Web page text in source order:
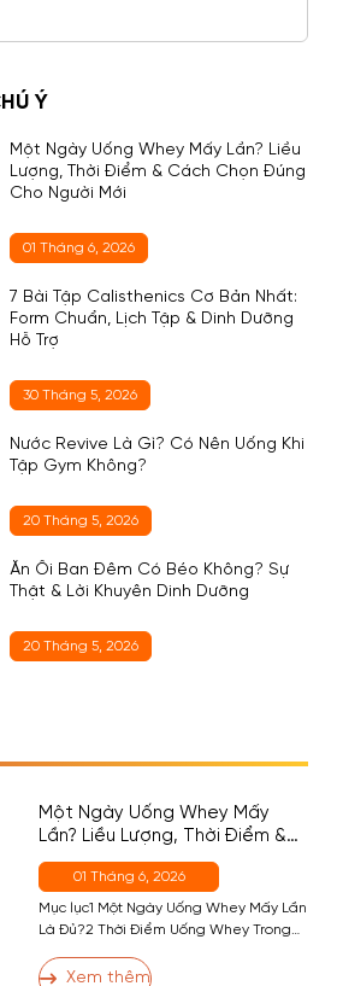
Ý
Một Ngày Uống Whey Mấy Lần? Liều
Lượng, Thời Điểm & Cách Chọn Đúng
Cho Người Mới
01 Tháng 6, 2026
7 Bài Tập Calisthenics Cơ Bản Nhất:
Form Chuẩn, Lịch Tập & Dinh Dưỡng
Hỗ Trợ
30 Tháng 5, 2026
Nước Revive Là Gì? Có Nên Uống Khi
Tập Gym Không?
20 Tháng 5, 2026
Ăn Ổi Ban Đêm Có Béo Không? Sự
Thật & Lời Khuyên Dinh Dưỡng
20 Tháng 5, 2026
Một Ngày Uống Whey Mấy
Lần? Liều Lượng, Thời Điểm &
Cách Chọn Đúng Cho Người
Mới
01 Tháng 6, 2026
Mục lục1 Một Ngày Uống Whey Mấy Lần
Là Đủ?2 Thời Điểm Uống Whey Trong
Thời Điểm 1 (Quan Trọng Nhất) — Sau
Xem thêm